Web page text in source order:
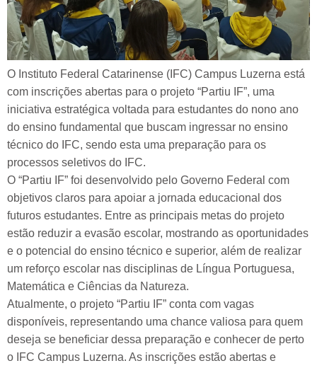
O Instituto Federal Catarinense (IFC) Campus Luzerna está
com inscrições abertas para o projeto “Partiu IF”, uma
iniciativa estratégica voltada para estudantes do nono ano
do ensino fundamental que buscam ingressar no ensino
técnico do IFC, sendo esta uma preparação para os
processos seletivos do IFC.
O “Partiu IF” foi desenvolvido pelo Governo Federal com
objetivos claros para apoiar a jornada educacional dos
futuros estudantes. Entre as principais metas do projeto
estão reduzir a evasão escolar, mostrando as oportunidades
e o potencial do ensino técnico e superior, além de realizar
um reforço escolar nas disciplinas de Língua Portuguesa,
Matemática e Ciências da Natureza.
Atualmente, o projeto “Partiu IF” conta com vagas
disponíveis, representando uma chance valiosa para quem
deseja se beneficiar dessa preparação e conhecer de perto
o IFC Campus Luzerna. As inscrições estão abertas e